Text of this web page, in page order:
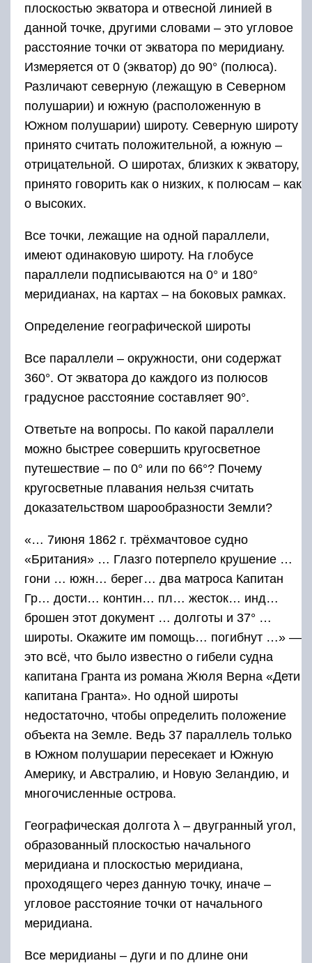
плоскостью экватора и отвесной линией в
данной точке, другими словами – это угловое
расстояние точки от экватора по меридиану.
Измеряется от 0 (экватор) до 90° (полюса).
Различают северную (лежащую в Северном
полушарии) и южную (расположенную в
Южном полушарии) широту. Северную широту
принято считать положительной, а южную –
отрицательной. О широтах, близких к экватору,
принято говорить как о низких, к полюсам – как
о высоких.
Все точки, лежащие на одной параллели,
имеют одинаковую широту. На глобусе
параллели подписываются на 0° и 180°
меридианах, на картах – на боковых рамках.
Определение географической широты
Все параллели – окружности, они содержат
360°. От экватора до каждого из полюсов
градусное расстояние составляет 90°.
Ответьте на вопросы. По какой параллели
можно быстрее совершить кругосветное
путешествие – по 0° или по 66°? Почему
кругосветные плавания нельзя считать
доказательством шарообразности Земли?
«… 7июня 1862 г. трёхмачтовое судно
«Британия» … Глазго потерпело крушение …
гони … южн… берег… два матроса Капитан
Гр… дости… контин… пл… жесток… инд…
брошен этот документ … долготы и 37° …
широты. Окажите им помощь… погибнут …» —
это всё, что было известно о гибели судна
капитана Гранта из романа Жюля Верна «Дети
капитана Гранта». Но одной широты
недостаточно, чтобы определить положение
объекта на Земле. Ведь 37 параллель только
в Южном полушарии пересекает и Южную
Америку, и Австралию, и Новую Зеландию, и
многочисленные острова.
Географическая долгота λ – двугранный угол,
образованный плоскостью начального
меридиана и плоскостью меридиана,
проходящего через данную точку, иначе –
угловое расстояние точки от начального
меридиана.
Все меридианы – дуги и по длине они